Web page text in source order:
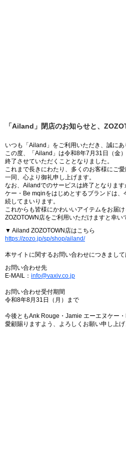
「Ailand」閉店のお知らせと、
いつも「Ailand」をご利用いただき、誠にあ
この度、「Ailand」は令和8年7月31日（金
終了させていただくこととなりました。
これまで長きにわたり、多くのお客様にご
一同、心より御礼申し上げます。
なお、Ailandでのサービスは終了となりま
ケー・Be mqinをはじめとするブランドは、
続してまいります。
これからも皆様にかわいいアイテムをお届
ZOZOTOWN店をご利用いただけますと幸い
▼ Ailand ZOZOTOWN店はこちら
https://zozo.jp/sp/shop/ailand/
本サイトに関するお問い合わせにつきまし
お問い合わせ先
E-MAIL： info@vaxiv.co.jp
お問い合わせ受付期間
令和8年8月31日（月）まで
今後ともAnk Rouge・Jamie エーエヌケー
愛顧賜りますよう、よろしくお願い申し上げ